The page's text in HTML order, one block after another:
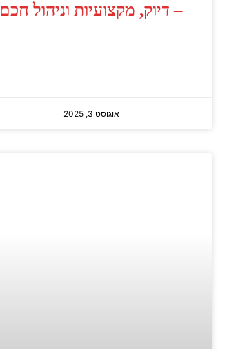
– דיוק, מקצועיות וניהול חכם
אוגוסט 3, 2025